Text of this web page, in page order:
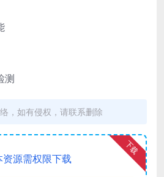
测
，如有侵权，请联系删除
下载
资源需权限下载